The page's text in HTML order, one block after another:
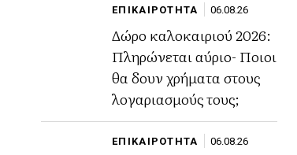
ΕΠΙΚΑΙΡΟΤΗΤΑ 06.08.26
Δώρο καλοκαιριού 2026:
Πληρώνεται αύριο- Ποιοι
θα δουν χρήματα στους
λογαριασμούς τους;
ΕΠΙΚΑΙΡΟΤΗΤΑ 06.08.26